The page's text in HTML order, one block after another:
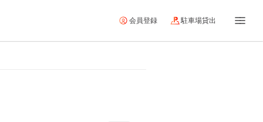
会員登録 駐車場貸出